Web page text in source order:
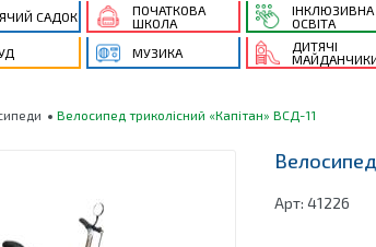
САДОК
ПОЧАТКОВА
ШКОЛА
ІНКЛЮЗИВНА
ОСВІТА
МУЗИКА
ДИТЯЧІ
Велосипед триколісний «Капітан» ВСД-11
Арт: 41226